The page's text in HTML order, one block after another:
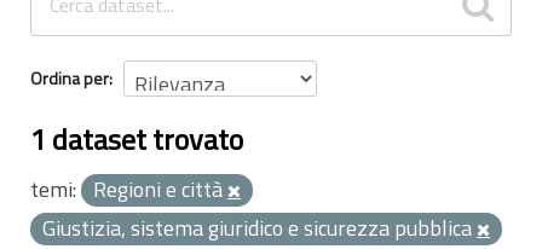
Ordina per
1 dataset trovato
temi: Regioni e città
Giustizia, sistema giuridico e sicurezza pubblica